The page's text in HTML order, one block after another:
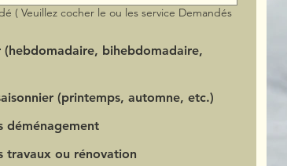
( Veuillez cocher le ou les service Demandés
(hebdomadaire, bihebdomadaire,
(printemps, automne, etc.)
déménagement
travaux ou rénovation